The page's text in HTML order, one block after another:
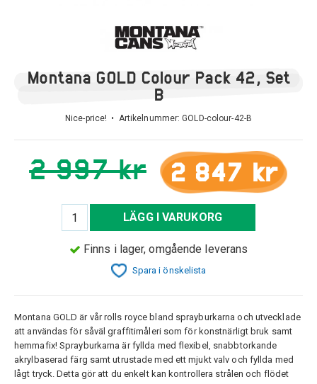
Montana GOLD Colour Pack 42, Set
B
Nice-price! • Artikelnummer:GOLD-colour-42-B
2 997 kr 2 847 kr
LÄGG I VARUKORG
Finns i lager, omgående leverans
Spara i önskelista
Montana GOLD är vår rolls royce bland sprayburkarna och utvecklade
att användas för såväl graffitimåleri som för konstnärligt bruk samt
hemmafix! Sprayburkarna är fyllda med flexibel, snabbtorkande
akrylbaserad färg samt utrustade med ett mjukt valv och fyllda med
lågt tryck. Detta gör att du enkelt kan kontrollera strålen och flödet